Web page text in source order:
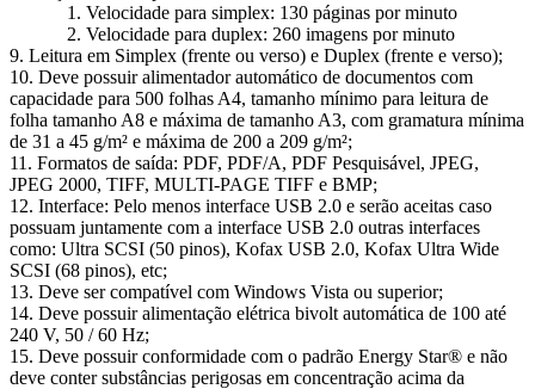
1. Velocidade para simplex: 130 páginas por minuto
2. Velocidade para duplex: 260 imagens por minuto
9. Leitura em Simplex (frente ou verso) e Duplex (frente e verso);
10. Deve possuir alimentador automático de documentos com
capacidade para 500 folhas A4, tamanho mínimo para leitura de
folha tamanho A8 e máxima de tamanho A3, com gramatura mínima
de 31 a 45 g/m² e máxima de 200 a 209 g/m²;
11. Formatos de saída: PDF, PDF/A, PDF Pesquisável, JPEG,
JPEG 2000, TIFF, MULTI-PAGE TIFF e BMP;
12. Interface: Pelo menos interface USB 2.0 e serão aceitas caso
possuam juntamente com a interface USB 2.0 outras interfaces
como: Ultra SCSI (50 pinos), Kofax USB 2.0, Kofax Ultra Wide
SCSI (68 pinos), etc;
13. Deve ser compatível com Windows Vista ou superior;
14. Deve possuir alimentação elétrica bivolt automática de 100 até
240 V, 50 / 60 Hz;
15. Deve possuir conformidade com o padrão Energy Star® e não
deve conter substâncias perigosas em concentração acima da